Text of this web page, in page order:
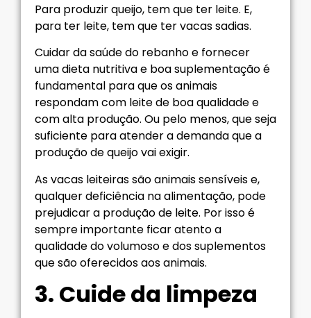
Para produzir queijo, tem que ter leite. E,
para ter leite, tem que ter vacas sadias.
Cuidar da saúde do rebanho e fornecer
uma dieta nutritiva e boa suplementação é
fundamental para que os animais
respondam com leite de boa qualidade e
com alta produção. Ou pelo menos, que seja
suficiente para atender a demanda que a
produção de queijo vai exigir.
As vacas leiteiras são animais sensíveis e,
qualquer deficiência na alimentação, pode
prejudicar a produção de leite. Por isso é
sempre importante ficar atento a
qualidade do volumoso e dos suplementos
que são oferecidos aos animais.
3. Cuide da limpeza